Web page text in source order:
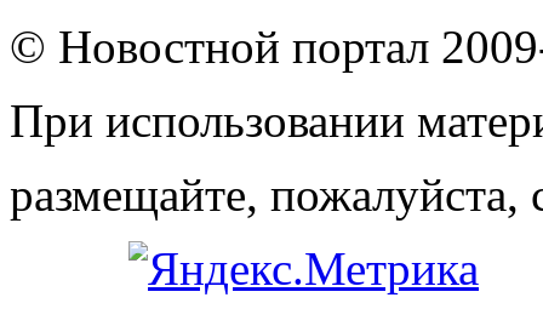
© Новостной портал
При использовании
размещайте, пожалуйста,